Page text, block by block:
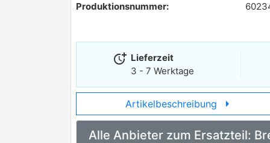
Produktionsnummer:
more_time Lieferzeit
3 - 7 Werktage
Artikelbeschreibung arrow_right
Alle Anbieter zum Ersatzteil: